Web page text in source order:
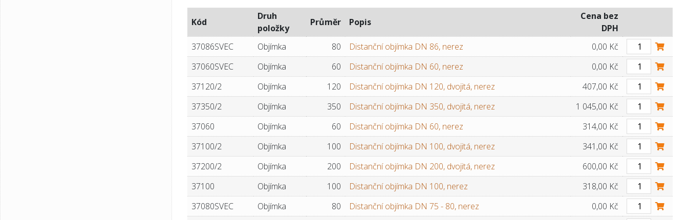
Kód
Druh
položky
Průměr Popis
Cena bez
DPH
37086SVEC
Objímka 80 Distanční objímka DN 86, nerez
0,00 Kč
37060SVEC
Objímka 60 Distanční objímka DN 60, nerez
0,00 Kč
37120/2
Objímka 120 Distanční objímka DN 120, dvojitá, nerez
407,00 Kč
37350/2
Objímka 350 Distanční objímka DN 350, dvojitá, nerez
1 045,00 Kč
37060
Objímka 60 Distanční objímka DN 60, nerez
314,00 Kč
37100/2
Objímka 100 Distanční objímka DN 100, dvojitá, nerez
341,00 Kč
37200/2
Objímka 200 Distanční objímka DN 200, dvojitá, nerez
600,00 Kč
37100
Objímka 100 Distanční objímka DN 100, nerez
318,00 Kč
37080SVEC
Objímka 80 Distanční objímka DN 75 - 80, nerez
0,00 Kč